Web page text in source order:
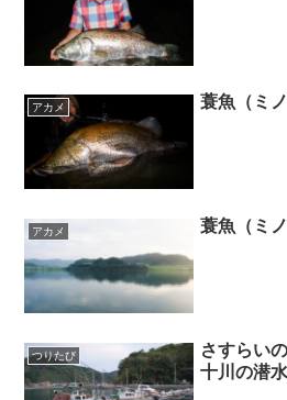
アカメ 蓑魚（ミ
アカメ 蓑魚（ミ
つりたび
さすらい
十川の潜